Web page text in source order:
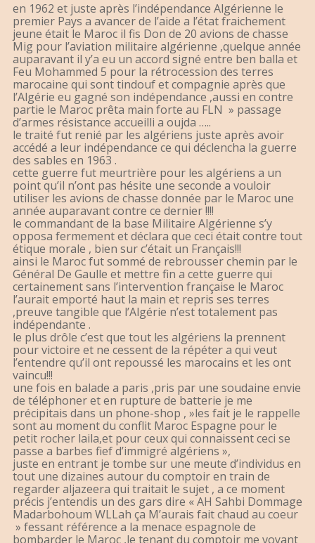
en 1962 et juste après l’indépendance Algérienne le
premier Pays a avancer de l’aide a l’état fraichement
jeune était le Maroc il fis Don de 20 avions de chasse
Mig pour l’aviation militaire algérienne ,quelque année
auparavant il y’a eu un accord signé entre ben balla et
Feu Mohammed 5 pour la rétrocession des terres
marocaine qui sont tindouf et compagnie après que
l’Algérie eu gagné son indépendance ,aussi en contre
partie le Maroc prêta main forte au FLN » passage
d’armes résistance accueilli a oujda …..
le traité fut renié par les algériens juste après avoir
accédé a leur indépendance ce qui déclencha la guerre
des sables en 1963 .
cette guerre fut meurtrière pour les algériens a un
point qu’il n’ont pas hésite une seconde a vouloir
utiliser les avions de chasse donnée par le Maroc une
année auparavant contre ce dernier !!!!
le commandant de la base Militaire Algérienne s’y
opposa fermement et déclara que ceci était contre tout
étique morale , bien sur c’était un Français!!!
ainsi le Maroc fut sommé de rebrousser chemin par le
Général De Gaulle et mettre fin a cette guerre qui
certainement sans l’intervention française le Maroc
l’aurait emporté haut la main et repris ses terres
,preuve tangible que l’Algérie n’est totalement pas
indépendante .
le plus drôle c’est que tout les algériens la prennent
pour victoire et ne cessent de la répéter a qui veut
l’entendre qu’il ont repoussé les marocains et les ont
vaincu!!!
une fois en balade a paris ,pris par une soudaine envie
de téléphoner et en rupture de batterie je me
précipitais dans un phone-shop , »les fait je le rappelle
sont au moment du conflit Maroc Espagne pour le
petit rocher laila,et pour ceux qui connaissent ceci se
passe a barbes fief d’immigré algériens »,
juste en entrant je tombe sur une meute d’individus en
tout une dizaines autour du comptoir en train de
regarder aljazeera qui traitait le sujet , a ce moment
précis j’entendis un des gars dire « AH Sahbi Dommage
Madarbohoum WLLah ça M’aurais fait chaud au coeur
» fessant référence a la menace espagnole de
bombarder le Maroc ,le tenant du comptoir me voyant